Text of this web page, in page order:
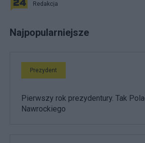
Redakcja
Najpopularniejsze
Prezydent
Pierwszy rok prezydentury. Tak
Nawrockiego